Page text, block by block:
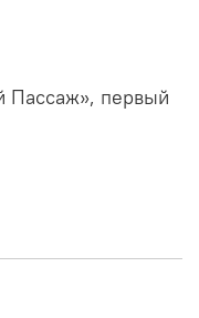
Пассаж», первый